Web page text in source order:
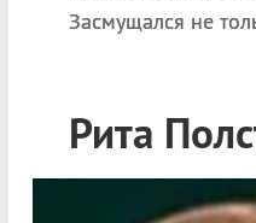
Засмущался не
Рита